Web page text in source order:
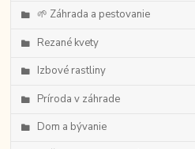
🌱 Záhrada a pestovanie
Rezané kvety
Izbové rastliny
Príroda v záhrade
Dom a bývanie